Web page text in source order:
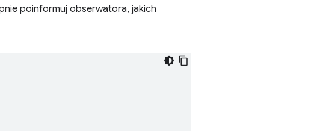
poinformuj obserwatora, jakich